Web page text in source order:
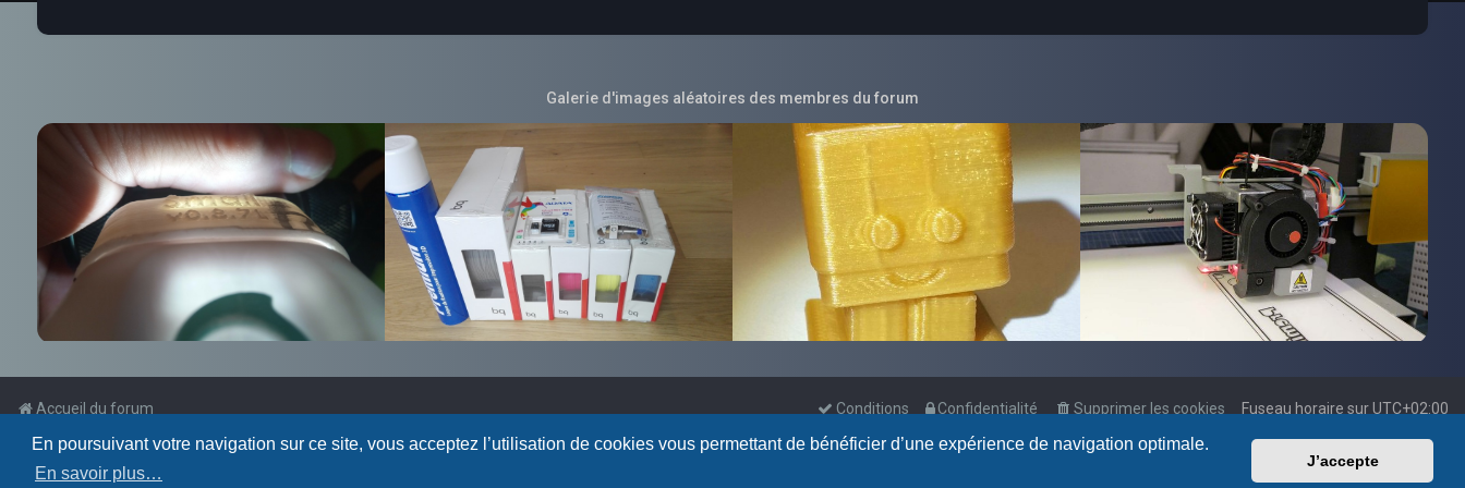
En poursuivant votre navigation sur ce site, vous acceptez l’utilisation de cookies vous permettant de bénéficier d’une expérience de navigation optimale.
En savoir plus…
J’accepte
Galerie d'images aléatoires des membres du forum
Accueil du forum Fuseau horaire surUTC+02:00
Supprimer les cookies
Confidentialité
Conditions
Powered by phpBB
Traduction française officielle